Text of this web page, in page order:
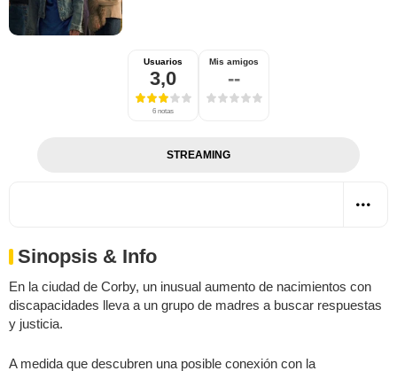
Usuarios
3,0
6 notas
Mis amigos
--
STREAMING
Sinopsis & Info
En la ciudad de Corby, un inusual aumento de nacimientos con
discapacidades lleva a un grupo de madres a buscar respuestas
y justicia.
A medida que descubren una posible conexión con la